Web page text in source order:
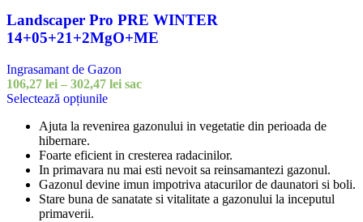
Landscaper Pro PRE WINTER
14+05+21+2MgO+ME
Ingrasamant de Gazon
106,27 lei – 302,47 leiInterval
106,27 lei
la
302,47 lei
sac
Selectează opțiunileAcest
are
multe
variații.
Opțiunile
pot
Ajuta la revenirea gazonului in vegetatie din perioada de
hibernare.
Foarte eficient in cresterea radacinilor.
In primavara nu mai esti nevoit sa reinsamantezi gazonul.
Gazonul devine imun impotriva atacurilor de daunatori si boli.
Stare buna de sanatate si vitalitate a gazonului la inceputul
primaverii.